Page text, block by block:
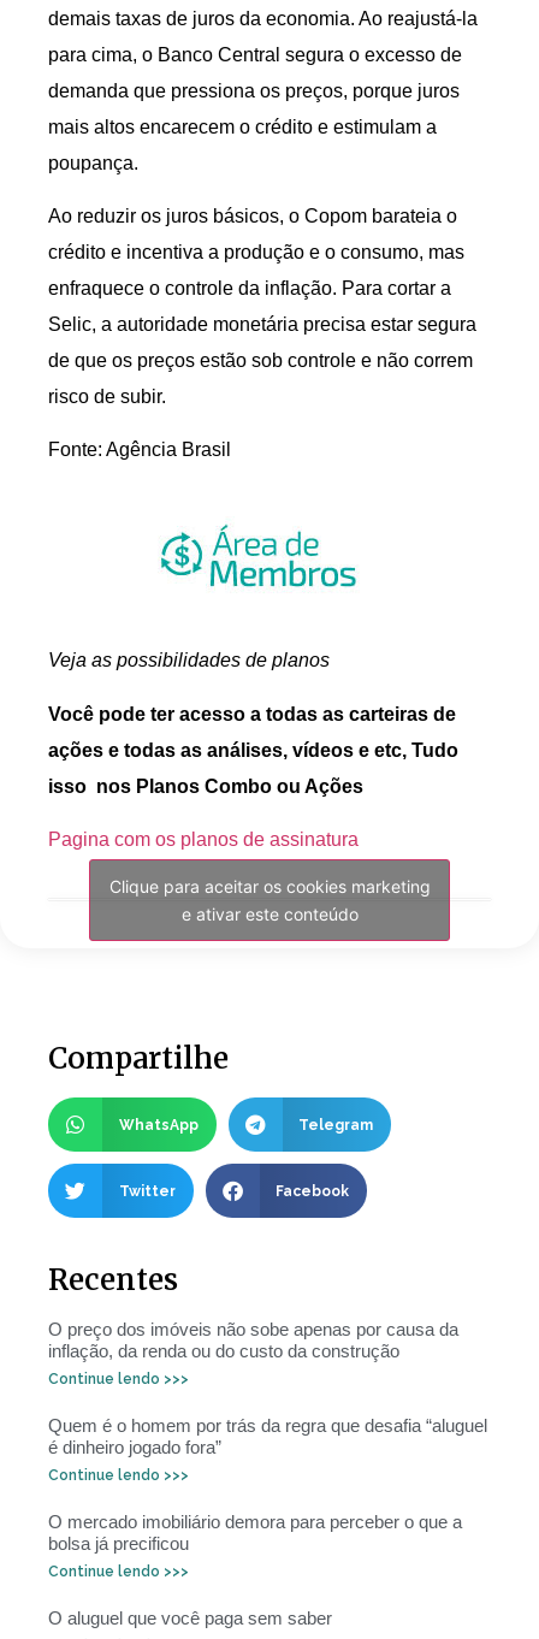
demais taxas de juros da economia. Ao reajustá-la
para cima, o Banco Central segura o excesso de
demanda que pressiona os preços, porque juros
mais altos encarecem o crédito e estimulam a
poupança.
Ao reduzir os juros básicos, o Copom barateia o
crédito e incentiva a produção e o consumo, mas
enfraquece o controle da inflação. Para cortar a
Selic, a autoridade monetária precisa estar segura
de que os preços estão sob controle e não correm
risco de subir.
Fonte: Agência Brasil
Veja as possibilidades de planos
Você pode ter acesso a todas as carteiras de
ações e todas as análises, vídeos e etc, Tudo
isso nos Planos Combo ou Ações
Pagina com os planos de assinatura
Clique para aceitar os cookies marketing
e ativar este conteúdo
Compartilhe
WhatsApp Telegram
Twitter Facebook
Recentes
O preço dos imóveis não sobe apenas por causa da
inflação, da renda ou do custo da construção
Continue lendo >>>
Quem é o homem por trás da regra que desafia “aluguel
é dinheiro jogado fora”
Continue lendo >>>
O mercado imobiliário demora para perceber o que a
bolsa já precificou
Continue lendo >>>
O aluguel que você paga sem saber